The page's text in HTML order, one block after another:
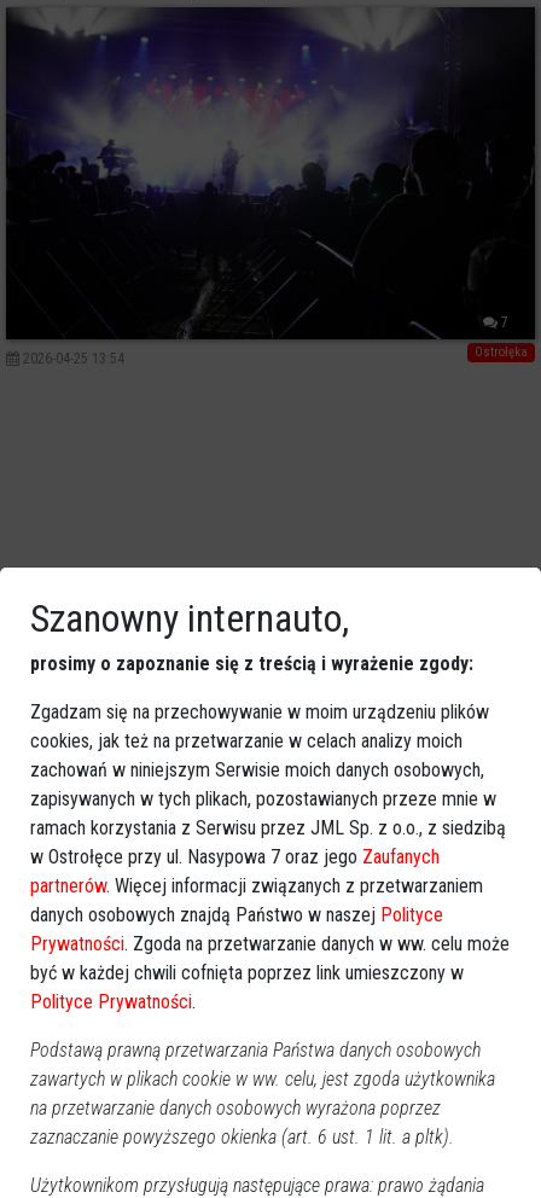
7
Ostrołęka
2026-04-25 13:54
Poprzednia Następna
Kategorie
Ostrołęka
Powiat ostrołecki
Sport
Balujemy
Szanowny internauto,
prosimy o zapoznanie się z treścią i wyrażenie zgody:
Zgadzam się na przechowywanie w moim urządzeniu plików
cookies, jak też na przetwarzanie w celach analizy moich
zachowań w niniejszym Serwisie moich danych osobowych,
zapisywanych w tych plikach, pozostawianych przeze mnie w
ramach korzystania z Serwisu przez JML Sp. z o.o., z siedzibą
w Ostrołęce przy ul. Nasypowa 7 oraz jego Zaufanych
partnerów. Więcej informacji związanych z przetwarzaniem
danych osobowych znajdą Państwo w naszej Polityce
Prywatności. Zgoda na przetwarzanie danych w ww. celu może
być w każdej chwili cofnięta poprzez link umieszczony w
Polityce Prywatności.
Podstawą prawną przetwarzania Państwa danych osobowych
zawartych w plikach cookie w ww. celu, jest zgoda użytkownika
na przetwarzanie danych osobowych wyrażona poprzez
zaznaczanie powyższego okienka (art. 6 ust. 1 lit. a pltk).
Użytkownikom przysługują następujące prawa: prawo żądania